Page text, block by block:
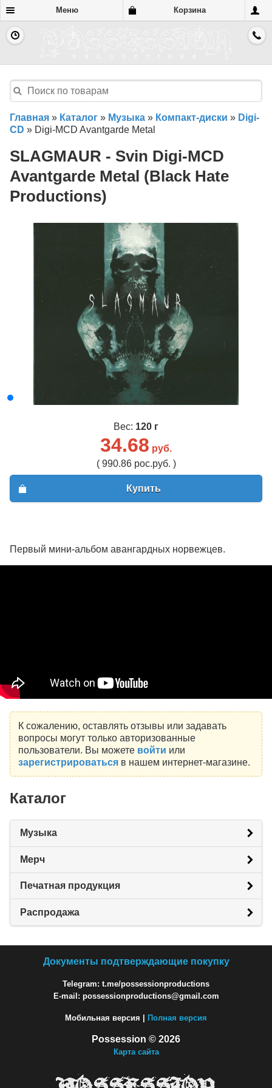
Меню Корзина
Главная » Каталог » Музыка » Компакт-диски » Digi-
CD » Digi-MCD Avantgarde Metal
SLAGMAUR - Svin Digi-MCD
Avantgarde Metal (Black Hate
Productions)
Вес: 120 г
34.68 руб.
( 990.86 рос.руб. )
Купить
Первый мини-альбом авангардных норвежцев.
К сожалению, оставлять отзывы или задавать
вопросы могут только авторизованные
пользователи. Вы можете войти или
зарегистрироватьсяв нашем интернет-магазине.
Каталог
Музыка
Мерч
Печатная продукция
Распродажа
Документы подтверждающие покупку
Telegram: t.me/possessionproductions
E-mail: possessionproductions@gmail.com
Мобильная версия | Полная версия
Possession © 2026
Карта сайта